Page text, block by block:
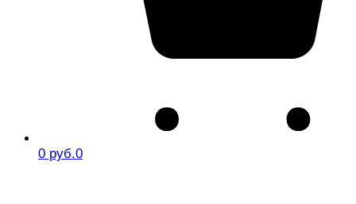
0 руб.0